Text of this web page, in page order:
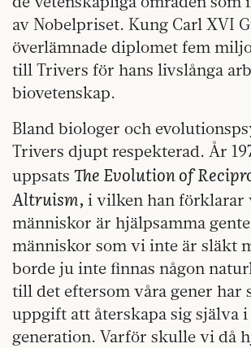
av Nobelpriset. Kung Carl XVI
överlämnade diplomet fem
till Trivers för hans livslånga
biovetenskap.
Bland biologer och
Trivers djupt respekterad. År
uppsats The Evolution of
Altruism, i vilken han
människor är hjälpsamma
människor som vi inte är släkt
borde ju inte finnas någon
till det eftersom våra gener har
uppgift att återskapa sig själva i
generation. Varför skulle vi då